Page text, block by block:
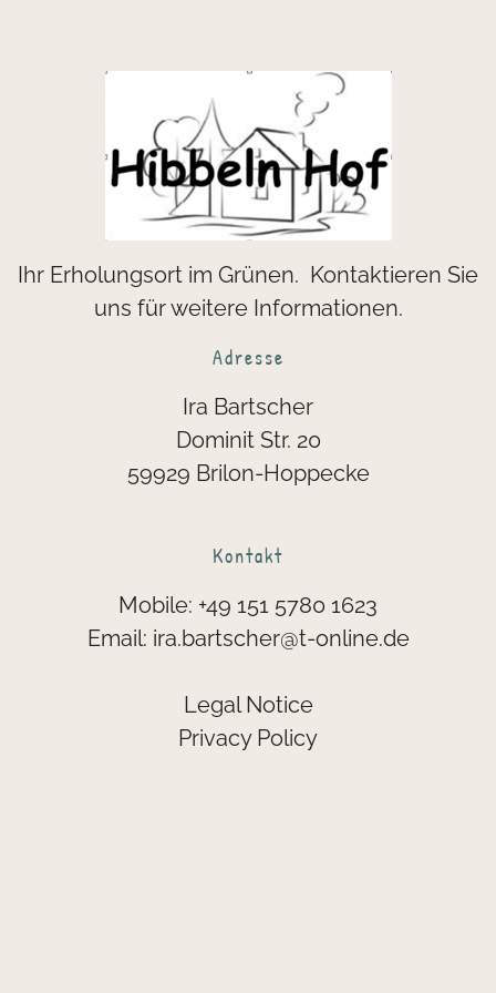
Ihr Erholungsort im Grünen. Kontaktieren Sie
uns für weitere Informationen.
Adresse
Ira Bartscher
Dominit Str. 20
59929 Brilon-Hoppecke
Kontakt
Mobile: +49 151 5780 1623
Email: ira.bartscher@t-online.de
Legal Notice
Privacy Policy